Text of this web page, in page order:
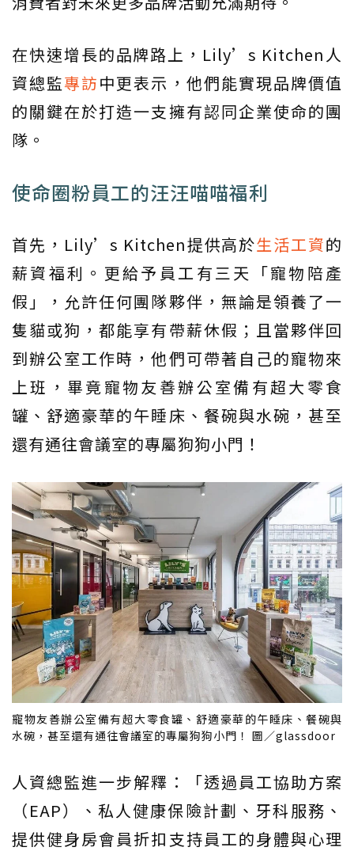
在快速增長的品牌路上，Lily’s Kitchen人
資總監專訪中更表示，他們能實現品牌價值
的關鍵在於打造一支擁有認同企業使命的團
隊。
使命圈粉員工的汪汪喵喵福利
首先，Lily’s Kitchen提供高於生活工資的
薪資福利。更給予員工有三天「寵物陪產
假」，允許任何團隊夥伴，無論是領養了一
隻貓或狗，都能享有帶薪休假；且當夥伴回
到辦公室工作時，他們可帶著自己的寵物來
上班，畢竟寵物友善辦公室備有超大零食
罐、舒適豪華的午睡床、餐碗與水碗，甚至
還有通往會議室的專屬狗狗小門！
寵物友善辦公室備有超大零食罐、舒適豪華的午睡床、餐碗與
水碗，甚至還有通往會議室的專屬狗狗小門！ 圖／glassdoor
人資總監進一步解釋：「透過員工協助方案
（EAP）、私人健康保險計劃、牙科服務、
提供健身房會員折扣支持員工的身體與心理